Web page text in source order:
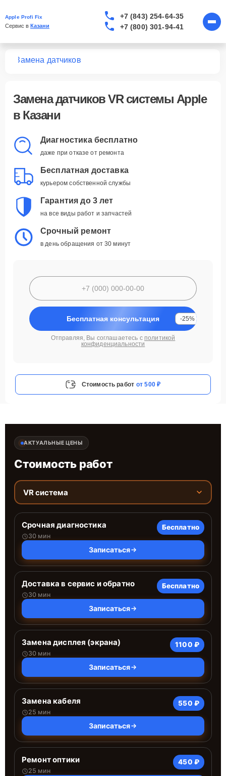
Apple Profi Fix
Сервис в Казани
+7 (843) 254-64-35
+7 (800) 301-94-41
Замена датчиков
Замена датчиков VR системы Apple
в Казани
Диагностика бесплатно
даже при отказе от ремонта
Бесплатная доставка
курьером собственной службы
Гарантия до 3 лет
на все виды работ и запчастей
Срочный ремонт
в день обращения от 30 минут
Бесплатная консультация -25%
Отправляя, Вы соглашаетесь с политикой
конфиденциальности
Стоимость работ от 500 ₽
АКТУАЛЬНЫЕ ЦЕНЫ
Стоимость работ
VR система
Срочная диагностика
30 мин
Бесплатно
Записаться
Доставка в сервис и обратно
30 мин
Бесплатно
Записаться
Замена дисплея (экрана)
30 мин
1100 ₽
Записаться
Замена кабеля
25 мин
550 ₽
Записаться
Ремонт оптики
25 мин
450 ₽